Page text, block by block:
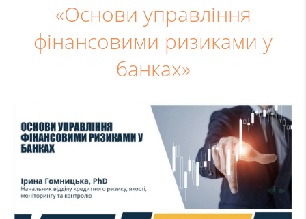
«Основи управління
фінансовими ризиками у
банках»